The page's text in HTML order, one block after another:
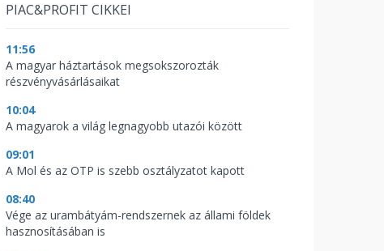
PIAC&PROFIT CIKKEI
11:56
A magyar háztartások megsokszorozták
részvényvásárlásaikat
10:04
A magyarok a világ legnagyobb utazói között
09:01
A Mol és az OTP is szebb osztályzatot kapott
08:40
Vége az urambátyám-rendszernek az állami földek
hasznosításában is